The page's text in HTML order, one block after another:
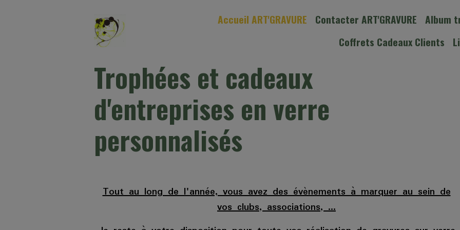
Accueil ART'GRAVURE Contacter ART'GRAVURE Album
Coffrets Cadeaux Clients
Trophées et cadeaux
d'entreprises en verre
personnalisés
Tout au long de l'année, vous avez des évènements à marquer au sein de
vos clubs, associations, ...